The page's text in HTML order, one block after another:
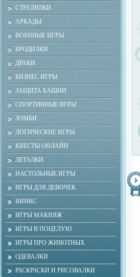
СТРЕЛЯЛКИ
АРКАДЫ
ВОЕННЫЕ ИГРЫ
БРОДИЛКИ
ДРАКИ
БИЗНЕС ИГРЫ
ЗАЩИТА БАШНИ
СПОРТИВНЫЕ ИГРЫ
ЗОМБИ
ЛОГИЧЕСКИЕ ИГРЫ
КВЕСТЫ ОНЛАЙН
ЛЕТАЛКИ
НАСТОЛЬНЫЕ ИГРЫ
ИГРЫ ДЛЯ ДЕВОЧЕК
ВИНКС
ИГРЫ МАКИЯЖ
ИГРЫ В ПОЦЕЛУЮ
ИГРЫ ПРО ЖИВОТНЫХ
ОДЕВАЛКИ
РАСКРАСКИ И РИСОВАЛКИ